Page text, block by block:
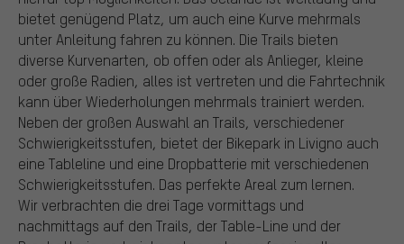
bietet genügend Platz, um auch eine Kurve mehrmals
unter Anleitung fahren zu können. Die Trails bieten
diverse Kurvenarten, ob offen oder als Anlieger, kleine
oder große Radien, alles ist vertreten und die Fahrtechnik
kann über Wiederholungen mehrmals trainiert werden.
Neben der großen Auswahl an Trails, verschiedener
Schwierigkeitsstufen, bietet der Bikepark in Livigno auch
eine Tableline und eine Dropbatterie mit verschiedenen
Schwierigkeitsstufen. Das perfekte Areal zum lernen.
Wir verbrachten die drei Tage vormittags und
nachmittags auf den Trails, der Table-Line und der